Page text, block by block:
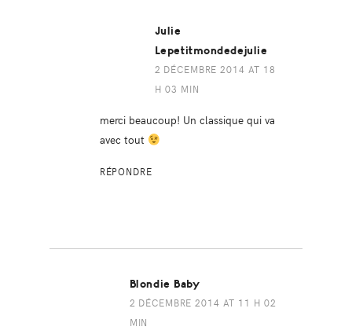
Julie
Lepetitmondedejulie
2 DÉCEMBRE 2014 AT 18
H 03 MIN
merci beaucoup! Un classique qui va
avec tout
RÉPONDRE
Blondie Baby
2 DÉCEMBRE 2014 AT 11 H 02
MIN